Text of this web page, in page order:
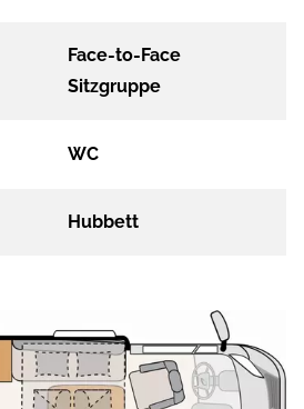
Face-to-Face
Sitzgruppe
WC
Hubbett